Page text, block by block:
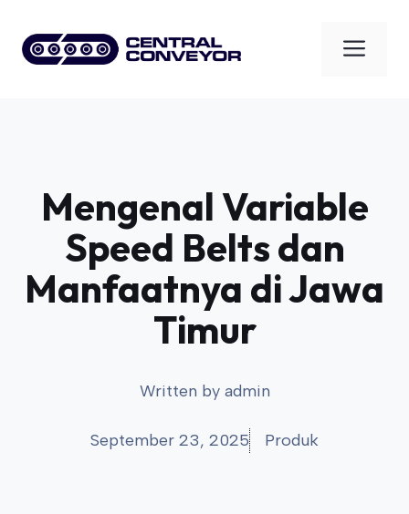
content
Mengenal Variable
Speed Belts dan
Manfaatnya di Jawa
Timur
Written by admin
September 23, 2025 Produk